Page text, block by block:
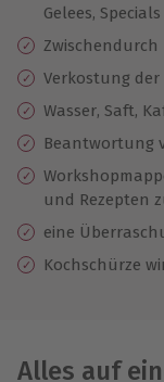
Gelees,
Zwischendurch
Verkostung
Wasser, Saft,
Beantwortung
und Rezepten
eine
Kochschürze
Alles auf